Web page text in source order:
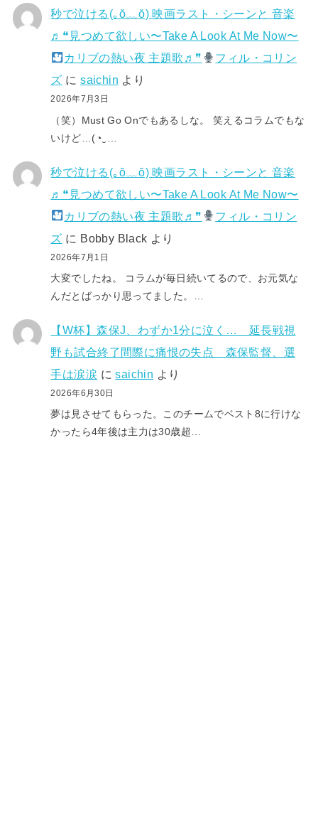
秒で泣ける(⁠｡⁠ŏ⁠﹏⁠ŏ⁠) 映画ラスト・シーンと 音楽
♬❝見つめて欲しい〜Take A Look At Me Now〜
カリブの熱い夜 主題歌♬❞
フィル・コリン
ズ にsaichin より
2026年7月3日
（笑）Must Go Onでもあるしな。 笑えるコラムでもな
いけど…(⁠◔⁠‿⁠…
秒で泣ける(⁠｡⁠ŏ⁠﹏⁠ŏ⁠) 映画ラスト・シーンと 音楽
♬❝見つめて欲しい〜Take A Look At Me Now〜
カリブの熱い夜 主題歌♬❞
フィル・コリン
ズ に Bobby Black より
2026年7月1日
大変でしたね。 コラムが毎日続いてるので、お元気な
んだとばっかり思ってました。…
【W杯】森保J、わずか1分に泣く… 延長戦視
野も試合終了間際に痛恨の失点 森保監督、選
手は涙涙 にsaichin より
2026年6月30日
夢は見させてもらった。このチームでベスト8に行けな
かったら4年後は主力は30歳超…